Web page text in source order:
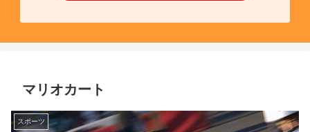
マリオカート
スポーツ